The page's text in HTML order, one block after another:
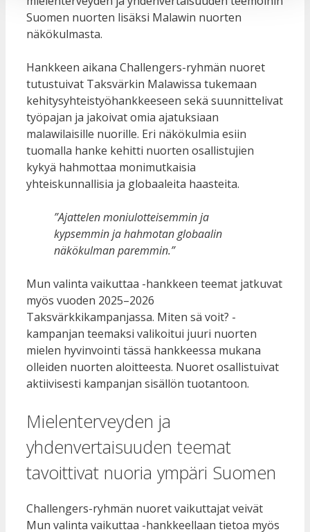
Suomen nuorten lisäksi Malawin nuorten
näkökulmasta.
Hankkeen aikana Challengers-ryhmän nuoret
tutustuivat Taksvärkin Malawissa tukemaan
kehitysyhteistyöhankkeeseen sekä suunnittelivat
työpajan ja jakoivat omia ajatuksiaan
malawilaisille nuorille. Eri näkökulmia esiin
tuomalla hanke kehitti nuorten osallistujien
kykyä hahmottaa monimutkaisia
yhteiskunnallisia ja globaaleita haasteita.
”Ajattelen moniulotteisemmin ja
kypsemmin ja hahmotan globaalin
näkökulman paremmin.”
Mun valinta vaikuttaa -hankkeen teemat jatkuvat
myös vuoden 2025–2026
Taksvärkkikampanjassa. Miten sä voit? -
kampanjan teemaksi valikoitui juuri nuorten
mielen hyvinvointi tässä hankkeessa mukana
olleiden nuorten aloitteesta. Nuoret osallistuivat
aktiivisesti kampanjan sisällön tuotantoon.
Mielenterveyden ja
yhdenvertaisuuden teemat
tavoittivat nuoria ympäri Suomen
Challengers-ryhmän nuoret vaikuttajat veivät
Mun valinta vaikuttaa -hankkeellaan tietoa myös